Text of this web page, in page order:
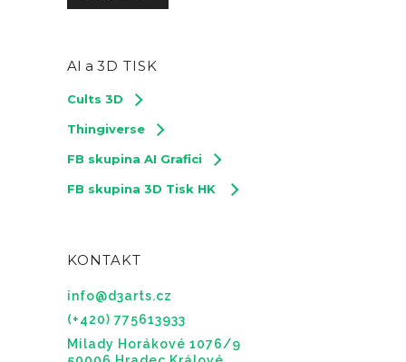
AI a 3D TISK
Cults 3D
Thingiverse
FB skupina AI Grafici
FB skupina 3D Tisk HK
KONTAKT
info@d3arts.cz
(+420) 775613933
Milady Horákové 1076/9